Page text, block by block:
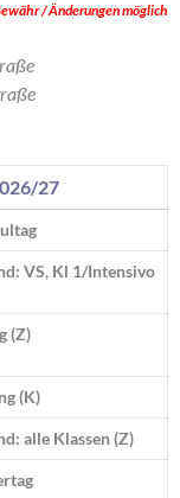
/ Änderungen möglich
27
VS, Kl 1/Intensivo
(Z)
(K)
alle Klassen (Z)